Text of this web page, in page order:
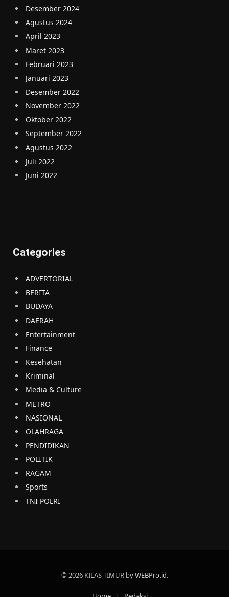
Desember 2024
Agustus 2024
April 2023
Maret 2023
Februari 2023
Januari 2023
Desember 2022
November 2022
Oktober 2022
September 2022
Agustus 2022
Juli 2022
Juni 2022
Categories
ADVERTORIAL
BERITA
BUDAYA
DAERAH
Entertainment
Finance
Kesehatan
Kriminal
Media & Culture
METRO
NASIONAL
OLAHRAGA
PENDIDIKAN
POLITIK
RAGAM
Sports
TNI POLRI
© 2026 KILAS TIMUR byWEBPro.id.